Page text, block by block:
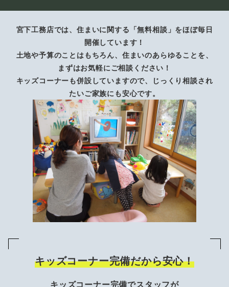
宮下工務店では、住まいに関する「無料相談」をほぼ毎日
開催しています！
土地や予算のことはもちろん、住まいのあらゆることを、
まずはお気軽にご相談ください！
キッズコーナーも併設していますので、じっくり相談され
たいご家族にも安心です。
キッズコーナー完備だから安心！
キッズコーナー完備でスタッフが